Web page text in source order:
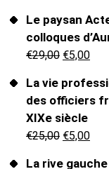
Le paysan
colloques
€29,00 €5,00
La vie
des officiers
XIXe siècle
€25,00 €5,00
La rive